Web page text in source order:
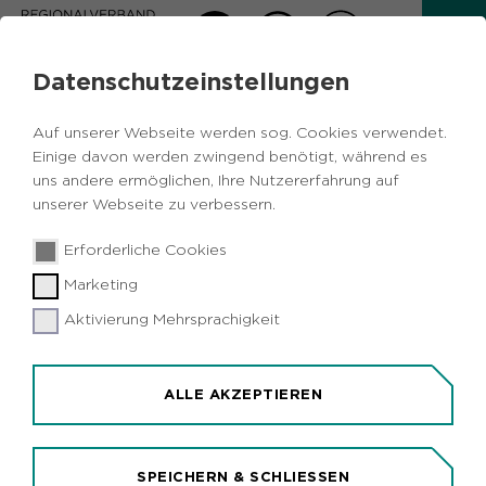
Datenschutzeinstellungen
Auf unserer Webseite werden sog. Cookies verwendet.
Einige davon werden zwingend benötigt, während es
uns andere ermöglichen, Ihre Nutzererfahrung auf
unserer Webseite zu verbessern.
Erforderliche Cookies
Marketing
Aktivierung Mehrsprachigkeit
ALLE AKZEPTIEREN
SPEICHERN & SCHLIESSEN
EU-RUHR-DIALOG 2025
Oberbürgermeister und Landräte
fordern in Brüssel bessere
Förderzugänge für ein Europa der